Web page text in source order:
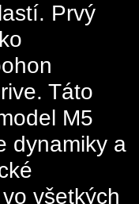
Prvý
Táto
M5
dynamiky a
všetkých